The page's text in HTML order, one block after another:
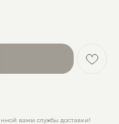
вами службы доставки!